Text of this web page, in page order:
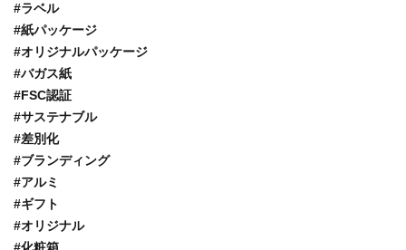
#ラベル
#紙パッケージ
#オリジナルパッケージ
#バガス紙
#FSC認証
#サステナブル
#差別化
#ブランディング
#アルミ
#ギフト
#オリジナル